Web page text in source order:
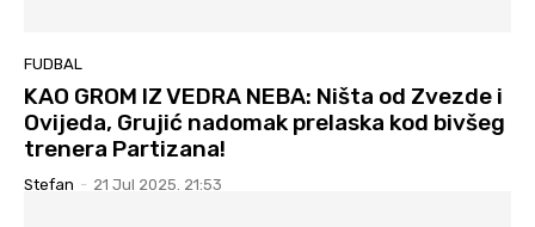
FUDBAL
KAO GROM IZ VEDRA NEBA: Ništa od Zvezde i
Ovijeda, Grujić nadomak prelaska kod bivšeg
trenera Partizana!
Stefan - 21 Jul 2025. 21:53